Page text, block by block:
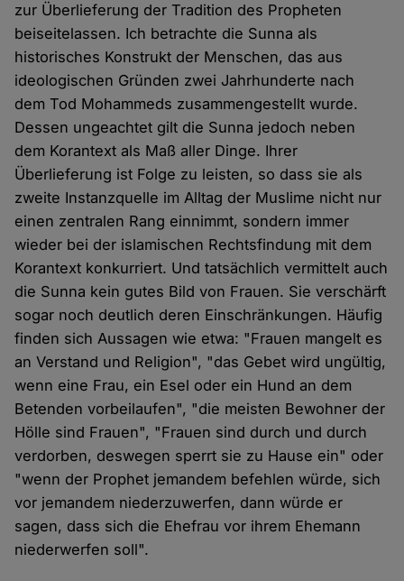
zur Überlieferung der Tradition des Propheten
beiseitelassen. Ich betrachte die Sunna als
historisches Konstrukt der Menschen, das aus
ideologischen Gründen zwei Jahrhunderte nach
dem Tod Mohammeds zusammengestellt wurde.
Dessen ungeachtet gilt die Sunna jedoch neben
dem Korantext als Maß aller Dinge. Ihrer
Überlieferung ist Folge zu leisten, so dass sie als
zweite Instanzquelle im Alltag der Muslime nicht nur
einen zentralen Rang einnimmt, sondern immer
wieder bei der islamischen Rechtsfindung mit dem
Korantext konkurriert. Und tatsächlich vermittelt auch
die Sunna kein gutes Bild von Frauen. Sie verschärft
sogar noch deutlich deren Einschränkungen. Häufig
finden sich Aussagen wie etwa: "Frauen mangelt es
an Verstand und Religion", "das Gebet wird ungültig,
wenn eine Frau, ein Esel oder ein Hund an dem
Betenden vorbeilaufen", "die meisten Bewohner der
Hölle sind Frauen", "Frauen sind durch und durch
verdorben, deswegen sperrt sie zu Hause ein" oder
"wenn der Prophet jemandem befehlen würde, sich
vor jemandem niederzuwerfen, dann würde er
sagen, dass sich die Ehefrau vor ihrem Ehemann
niederwerfen soll".